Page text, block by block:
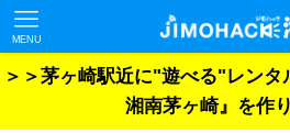
MENU
＞＞茅ヶ崎駅近に"遊べる"レン
湘南茅ヶ崎』を作